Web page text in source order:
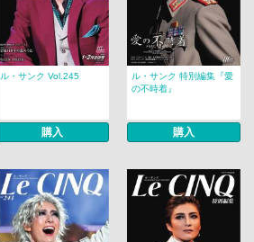
ル・サンク Vol.245
購入
ル・サンク 特別編集『愛
の不時着』
購入